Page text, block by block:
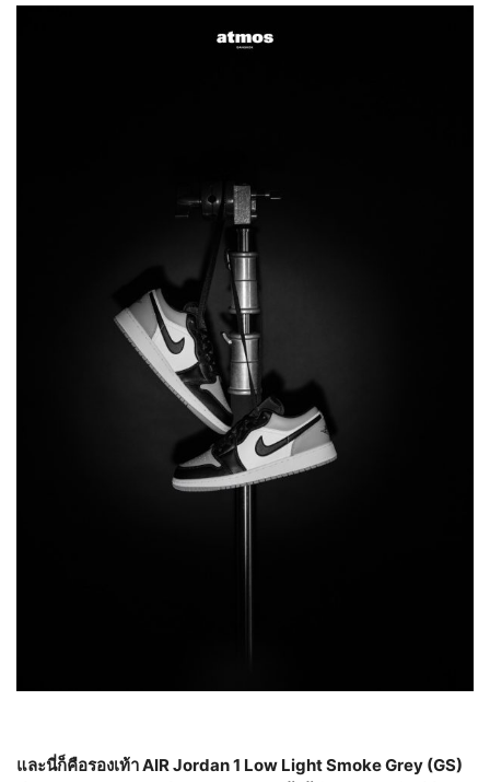
และนี่ก็คือรองเท้าAIR Jordan 1 Low Light Smoke Grey (GS)